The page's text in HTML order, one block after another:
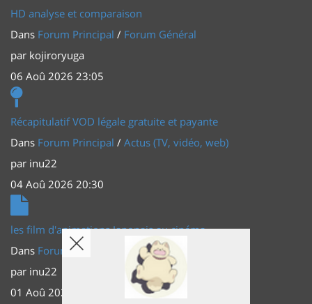
HD analyse et comparaison
Dans Forum Principal / Forum Général
par kojiroryuga
06 Aoû 2026 23:05
Récapitulatif VOD légale gratuite et payante
Dans Forum Principal / Actus (TV, vidéo, web)
par inu22
04 Aoû 2026 20:30
les film d'animations Japonais au cinéma
Dans Forum Principal
Actus (TV, vidéo, web)
par inu22
01 Aoû 2026 20:56